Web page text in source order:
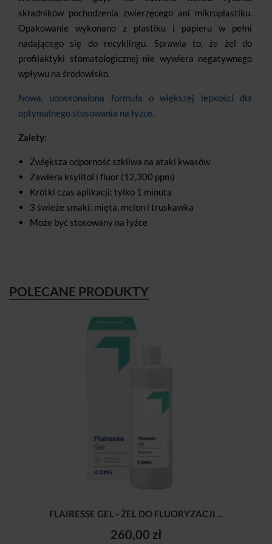
składników pochodzenia zwierzęcego ani mikroplastiku.
Opakowanie wykonano z plastiku i papieru w pełni
nadającego się do recyklingu. Sprawia to, że żel do
profilaktyki stomatologicznej nie wywiera negatywnego
wpływu na środowisko.
Nowa, udoskonalona formuła o większej lepkości dla
optymalnego stosowania na łyżce.
Zalety:
Zwiększa odporność szkliwa na ataki kwasów
Zawiera ksylitol i fluor (12,300 ppm)
Krótki czas aplikacji: tylko 1 minuta
3 świeże smaki: mięta, melon i truskawka
Może być stosowany na łyżce
POLECANE PRODUKTY
FLAIRESSE GEL - ŻEL DO FLUORYZACJI ...
260,00 zł